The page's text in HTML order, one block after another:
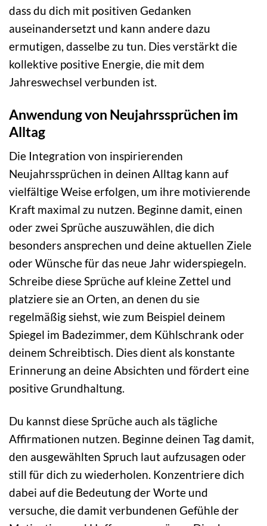
dass du dich mit positiven Gedanken
auseinandersetzt und kann andere dazu
ermutigen, dasselbe zu tun. Dies verstärkt die
kollektive positive Energie, die mit dem
Jahreswechsel verbunden ist.
Anwendung von Neujahrssprüchen im
Alltag
Die Integration von inspirierenden
Neujahrssprüchen in deinen Alltag kann auf
vielfältige Weise erfolgen, um ihre motivierende
Kraft maximal zu nutzen. Beginne damit, einen
oder zwei Sprüche auszuwählen, die dich
besonders ansprechen und deine aktuellen Ziele
oder Wünsche für das neue Jahr widerspiegeln.
Schreibe diese Sprüche auf kleine Zettel und
platziere sie an Orten, an denen du sie
regelmäßig siehst, wie zum Beispiel deinem
Spiegel im Badezimmer, dem Kühlschrank oder
deinem Schreibtisch. Dies dient als konstante
Erinnerung an deine Absichten und fördert eine
positive Grundhaltung.
Du kannst diese Sprüche auch als tägliche
Affirmationen nutzen. Beginne deinen Tag damit,
den ausgewählten Spruch laut aufzusagen oder
still für dich zu wiederholen. Konzentriere dich
dabei auf die Bedeutung der Worte und
versuche, die damit verbundenen Gefühle der